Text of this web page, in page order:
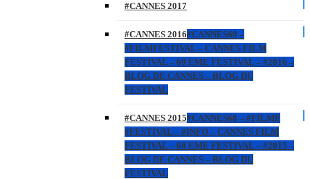
#CANNES 2017
#CANNES 2016#CANNES69 –
#FILMFESTIVAL – CANNES FILM
FESTIVAL – 69 EME FESTIVAL – #2016 –
BLOG DE CANNES – BLOG DU
FESTIVAL
#CANNES 2015#CANNES68 – #FILMF
#FESTIVAL – #INFO – CANNES FILM
FESTIVAL – 68 EME FESTIVAL – #2015 –
BLOG DE CANNES – BLOG DU
FESTIVAL